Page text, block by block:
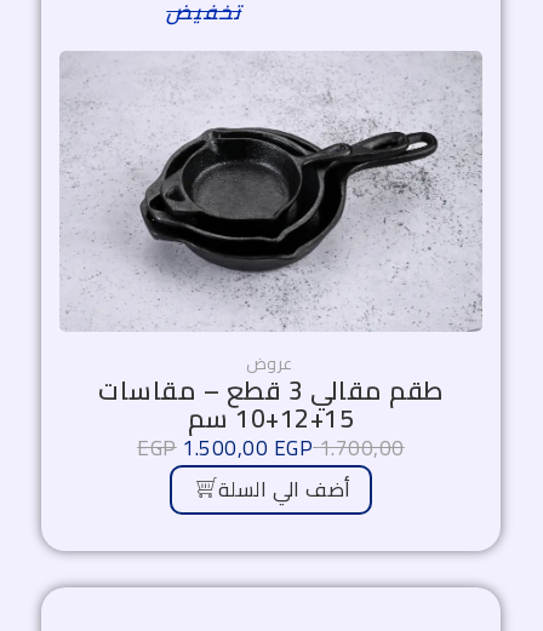
طقم مقالي 3 قطع – مقاسات
15+12+10 سم
1.700,00
EGP
الأصلي
هو:
1.700,00 EGP.
1.500,00EGP
الحالي
هو:
1.500,00 EGP.
أضف الي السلة